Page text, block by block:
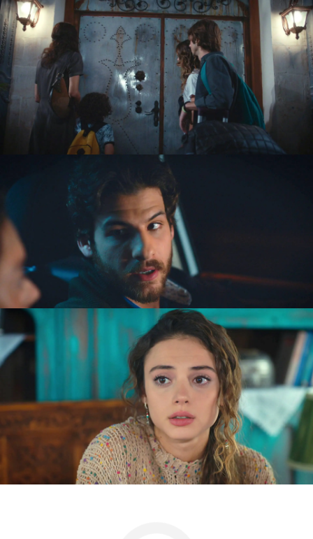
Tanta hostilidad sorprende a Kerem y Defne que
no saben por qué su propia familia les odia
tanto. Preguntan a su madre, pero Melek les pide
tiempo y no termina por explicárselo. Defne,
cuando ve las reticencias de Ömer a estar con
ella por ser nieto de los Sirhan, también le
pregunta, pero él no se siente con capacidad
para explicárselo y le remite a Melek. Ninguno de
ellos sabe los motivos, pero sospechan que algo
tiene que ver con el pasado.
hasta que se topan con Kadriye.
Mahmut acaba de perder al bebé
y se encuentra en una delicada situación.
Además, se siente perjudicada tras la llegada de
Melek ya que deja de ser la 'señora' de la casa
para cederle a Melek ese privilegio. Kadriye, muy
enfadada, les acaba contando el motivo por el
que Melek está maldita en la casa.
Defne y Kerem están preocupados por lo que
pasa y ahora es cuando empiezan a entender los
motivos que han llevado a su familia a tratarles
tan mal. Reprochan a su madre que no les haya
contado los motivos por los que son repudiados.
Nova » Series » Melek » Mejores momentos